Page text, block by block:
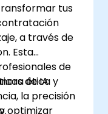
tus
a través de
Esta
de
ética y
la precisión
de IA
optimizar